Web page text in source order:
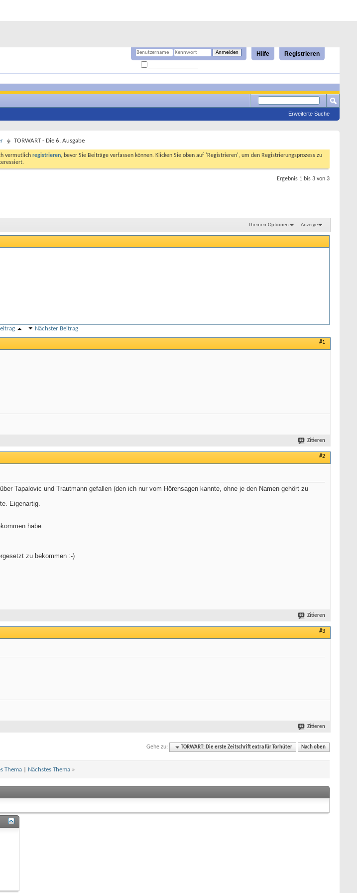
Registrieren
Hilfe
Erweiterte Suche
TORWART - Die 6. Ausgabe
vermutlich registrieren, bevor Sie Beiträge verfassen können. Klicken Sie oben auf 'Registrieren', um den Registrierungsprozess zu
Ergebnis 1 bis 3 von 3
Themen-Optionen Anzeige
Nächster Beitrag
#1
Zitieren
#2
Tapalovic und Trautmann gefallen (den ich nur vom Hörensagen kannte, ohne je den Namen gehört zu
Eigenartig.
habe.
zu bekommen :-)
Zitieren
#3
Zitieren
Gehe zu: TORWART: Die erste Zeitschrift extra für Torhüter Nach oben
Thema| Nächstes Thema »